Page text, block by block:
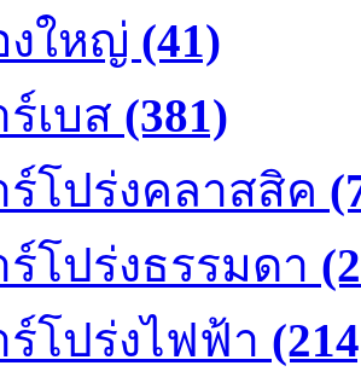
งใหญ่ (41)
เบส (381)
ร์โปร่งคลาสสิค
โปร่งธรรมดา
โปร่งไฟฟ้า